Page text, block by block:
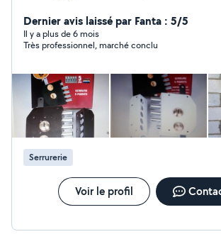
pour vos réalisations,n'hésitez pas,à
Dernier avis laissé par Fanta : 5/5
Il y a plus de 6 mois
Très professionnel, marché conclu
Serrurerie
Voir le profil